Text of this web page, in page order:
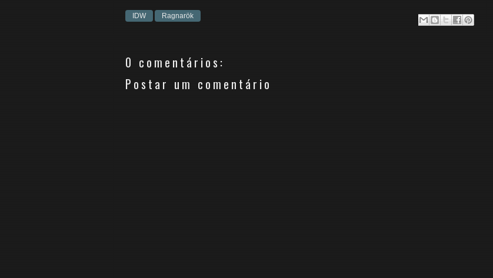
IDW Ragnarök
0 comentários:
Postar um comentário